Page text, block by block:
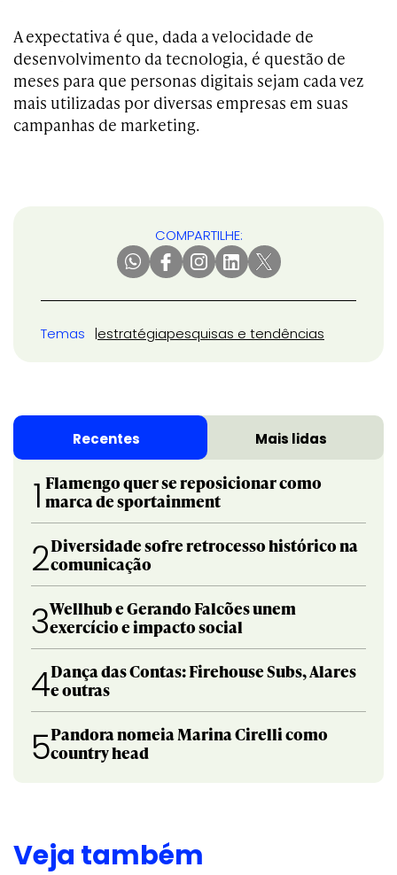
A expectativa é que, dada a velocidade de
desenvolvimento da tecnologia, é questão de
meses para que personas digitais sejam cada vez
mais utilizadas por diversas empresas em suas
campanhas de marketing.
COMPARTILHE:
Temas estratégiapesquisas e tendências
Recentes Mais lidas
1 Flamengo quer se reposicionar como
marca de sportainment
2Diversidade sofre retrocesso histórico na
comunicação
3Wellhub e Gerando Falcões unem
exercício e impacto social
4Dança das Contas: Firehouse Subs, Alares
e outras
5Pandora nomeia Marina Cirelli como
country head
Veja também